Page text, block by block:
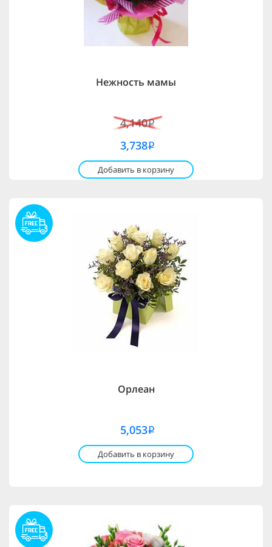
Нежность мамы
4,140i
3,738i
Добавить в корзину
Орлеан
5,053i
Добавить в корзину